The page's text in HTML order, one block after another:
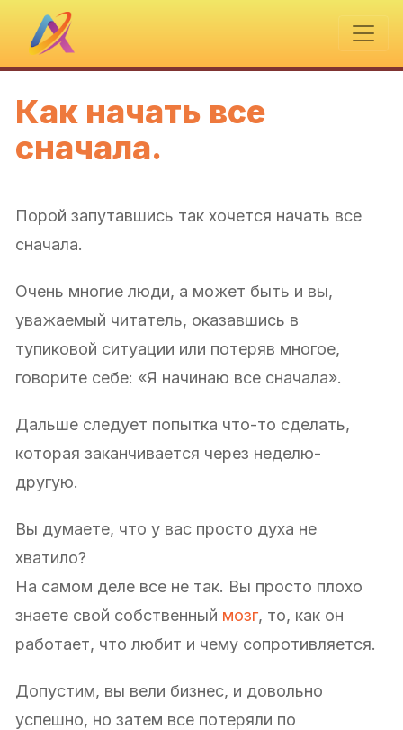
Как начать все
сначала.
Порой запутавшись так хочется начать все
сначала.
Очень многие люди, а может быть и вы,
уважаемый читатель, оказавшись в
тупиковой ситуации или потеряв многое,
говорите себе: «Я начинаю все сначала».
Дальше следует попытка что-то сделать,
которая заканчивается через неделю-
другую.
Вы думаете, что у вас просто духа не
хватило?
На самом деле все не так. Вы просто плохо
знаете свой собственный мозг, то, как он
работает, что любит и чему сопротивляется.
Допустим, вы вели бизнес, и довольно
успешно, но затем все потеряли по